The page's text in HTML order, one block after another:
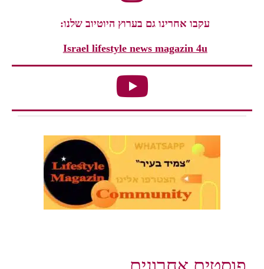
עקבו אחרינו גם בערוץ היוטיוב שלנו:
Israel lifestyle news magazin 4u